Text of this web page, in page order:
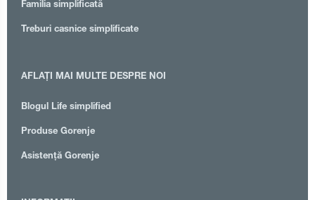
Familia simplificată
Treburi casnice simplificate
AFLAȚI MAI MULTE DESPRE NOI
Blogul Life simplified
Produse Gorenje
Asistență Gorenje